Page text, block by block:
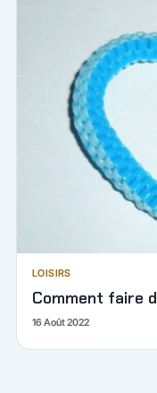
LOISIRS
Comment faire
16 Août 2022